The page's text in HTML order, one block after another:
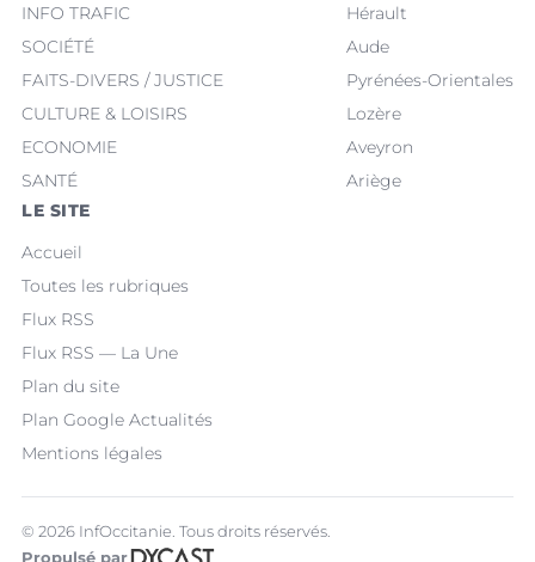
INFO TRAFIC
SOCIÉTÉ
FAITS-DIVERS / JUSTICE
CULTURE & LOISIRS
ECONOMIE
SANTÉ
Hérault
Aude
Pyrénées-Orientales
Lozère
Aveyron
Ariège
LE SITE
Accueil
Toutes les rubriques
Flux RSS
Flux RSS — La Une
Plan du site
Plan Google Actualités
Mentions légales
© 2026 InfOccitanie. Tous droits réservés.
Propulsé par